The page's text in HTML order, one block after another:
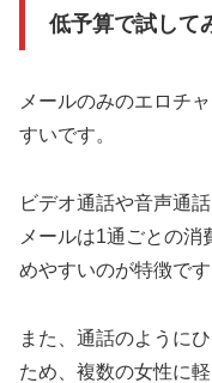
低予算で試して
メールのみのエロチ
すいです。
ビデオ通話や音声通
メールは1通ごとの
めやすいのが特徴です
また、通話のように
ため、複数の女性に